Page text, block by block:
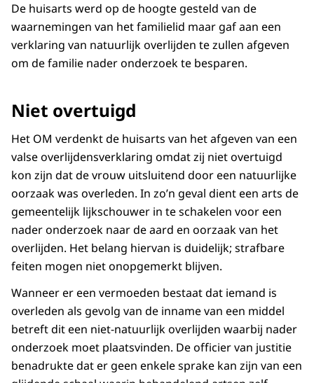
De huisarts werd op de hoogte gesteld van de
waarnemingen van het familielid maar gaf aan een
verklaring van natuurlijk overlijden te zullen afgeven
om de familie nader onderzoek te besparen.
Niet overtuigd
Het OM verdenkt de huisarts van het afgeven van een
valse overlijdensverklaring omdat zij niet overtuigd
kon zijn dat de vrouw uitsluitend door een natuurlijke
oorzaak was overleden. In zo’n geval dient een arts de
gemeentelijk lijkschouwer in te schakelen voor een
nader onderzoek naar de aard en oorzaak van het
overlijden. Het belang hiervan is duidelijk; strafbare
feiten mogen niet onopgemerkt blijven.
Wanneer er een vermoeden bestaat dat iemand is
overleden als gevolg van de inname van een middel
betreft dit een niet-natuurlijk overlijden waarbij nader
onderzoek moet plaatsvinden. De officier van justitie
benadrukte dat er geen enkele sprake kan zijn van een